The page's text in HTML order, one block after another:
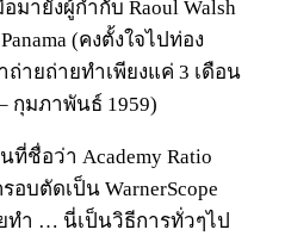
ายังผู้กำกับ Raoul Walsh
(คงตั้งใจไปท่อง
ถ่ายถ่ายทำเพียงแค่ 3 เดือน
กุมภาพันธ์ 1959)
ชื่อว่า Academy Ratio
บตัดเป็น WarnerScope
ทำ … นี่เป็นวิธีการทั่วๆไป